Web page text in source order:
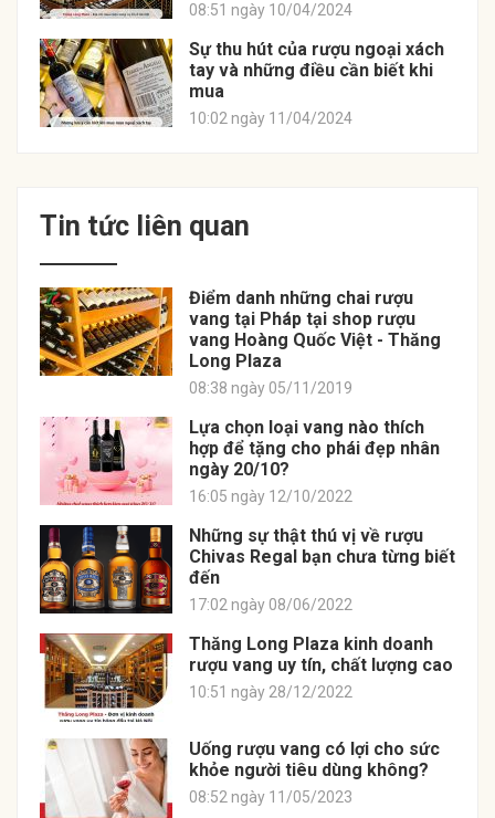
08:51 ngày 10/04/2024
Sự thu hút của rượu ngoại xách
tay và những điều cần biết khi
mua
10:02 ngày 11/04/2024
Tin tức liên quan
Điểm danh những chai rượu
vang tại Pháp tại shop rượu
vang Hoàng Quốc Việt - Thăng
Long Plaza
08:38 ngày 05/11/2019
Lựa chọn loại vang nào thích
hợp để tặng cho phái đẹp nhân
ngày 20/10?
16:05 ngày 12/10/2022
Những sự thật thú vị về rượu
Chivas Regal bạn chưa từng biết
đến
17:02 ngày 08/06/2022
Thăng Long Plaza kinh doanh
rượu vang uy tín, chất lượng cao
10:51 ngày 28/12/2022
Uống rượu vang có lợi cho sức
khỏe người tiêu dùng không?
08:52 ngày 11/05/2023